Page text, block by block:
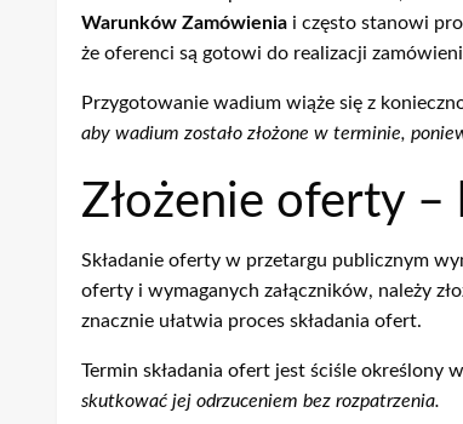
Warunków Zamówienia i często stanowi
że oferenci są gotowi do realizacji
Przygotowanie wadium wiąże się z
aby wadium zostało złożone w terminie,
Złożenie oferty
Składanie oferty w przetargu publicznym
oferty i wymaganych załączników, należy
znacznie ułatwia proces składania ofert.
Termin składania ofert jest ściśle określony
skutkować jej odrzuceniem bez rozpatrzenia.